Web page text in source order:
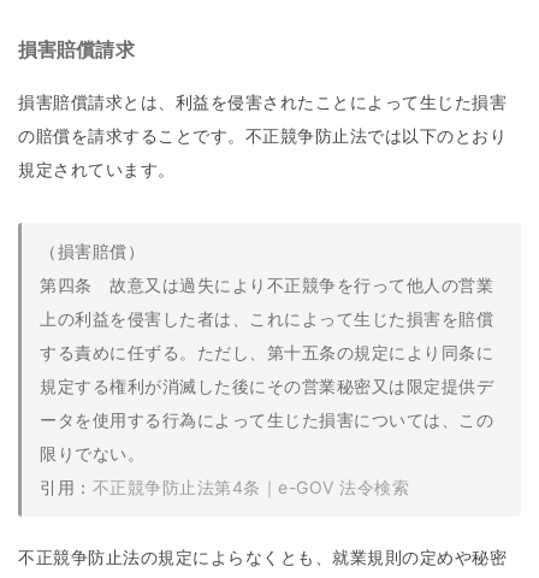
損害賠償請求
損害賠償請求とは、利益を侵害されたことによって生じた損害
の賠償を請求することです。不正競争防止法では以下のとおり
規定されています。
（損害賠償）
第四条 故意又は過失により不正競争を行って他人の営業
上の利益を侵害した者は、これによって生じた損害を賠償
する責めに任ずる。ただし、第十五条の規定により同条に
規定する権利が消滅した後にその営業秘密又は限定提供デ
ータを使用する行為によって生じた損害については、この
限りでない。
引用： 不正競争防止法第4条｜e-GOV 法令検索
不正競争防止法の規定によらなくとも、就業規則の定めや秘密